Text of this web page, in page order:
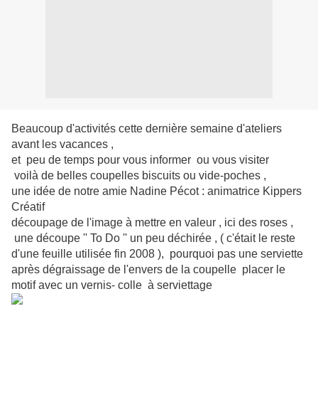
Beaucoup d'activités cette dernière semaine d'ateliers
avant les vacances ,
et peu de temps pour vous informer ou vous visiter
voilà de belles coupelles biscuits ou vide-poches ,
une idée de notre amie Nadine Pécot : animatrice Kippers
Créatif
découpage de l'image à mettre en valeur , ici des roses ,
une découpe '' To Do '' un peu déchirée , ( c'était le reste
d'une feuille utilisée fin 2008 ), pourquoi pas une serviette
après dégraissage de l'envers de la coupelle placer le
motif avec un vernis- colle à serviettage